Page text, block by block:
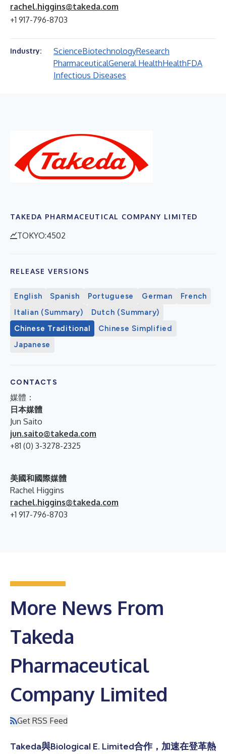
rachel.higgins@takeda.com
+1 917-796-8703
Industry: ScienceBiotechnologyResearch
PharmaceuticalGeneral HealthHealthFDA
Infectious Diseases
TAKEDA PHARMACEUTICAL COMPANY LIMITED
TOKYO:4502
RELEASE VERSIONS
English Spanish Portuguese German
French
Italian (Summary)
Dutch (Summary)
Chinese Traditional
Chinese Simplified
Japanese
CONTACTS
媒體：
日本媒體
Jun Saito
jun.saito@takeda.com
+81 (0) 3-3278-2325
美國和國際媒體
Rachel Higgins
rachel.higgins@takeda.com
+1 917-796-8703
More News From
Takeda
Pharmaceutical
Company Limited
Get RSS Feed
Takeda與Biological E. Limited合作，加速在登革熱